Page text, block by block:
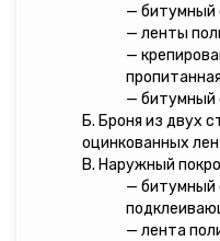
— битумный
— ленты
—
— битумный
Б. Броня из двух
оцинкованных
В. Наружный
— битумный
— лента